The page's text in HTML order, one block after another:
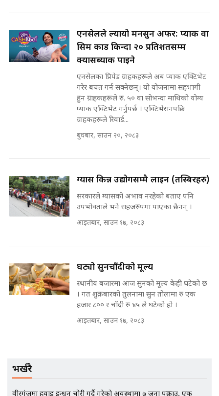
SIDHAKURA ||
कहिले बन्ला चक्रपथ ? विस्तार कार्यमा
Expansion Dilemma |
SIDHAKURA |
पटकपटक भावुक बने गृहमन्त्री सुदन
SIDHAKURA ||
भूमिसुधार मन्त्रीलाई जोगाइदै ! ||
SIDHAKURA ||
७८ लाख घुस खाने मन्त्री ! जोगाउने
प्रधानमन्त्री ? || SIDHAKURA ||
SIDHAKURA INVESTIGATION
||
मन्त्री राजकुमारलाई घुस दिने विचौलीया
||
मन्त्रीले घुस डिल गरेको अडियो ! दुई झोला
नोट मन्त्रीलाई घुस | SIDHAKURA |
SIDHAKURA INVESTIGATION |
EXCLUSIVE - भिजिट भिसामा सेटिङको
एनसेलले ल्यायो मनसुन अफर: प्याक वा
सिम कार्ड किन्दा २० प्रतिशतसम्म
क्यासब्याक पाइने
एनसेलका प्रिपेड ग्राहकहरूले अब प्याक एक्टिभेट
गरेर बचत गर्न सक्नेछन्। यो योजनामा सहभागी
हुन ग्राहकहरूले रु. ५० वा सोभन्दा माथिको योग्य
प्याक एक्टिभेट गर्नुपर्छ । एक्टिभेसनपछि
ग्राहकहरूले रिवार्ड...
बुधबार, साउन २०, २०८३
ग्यास किन्न उद्योगसम्मै लाइन (तस्बिरहरु)
सरकारले ग्यासको अभाव नरहेको बताए पनि
उपभोक्ताले भने सहजरुपमा पाएका छैनन् ।
आइतबार, साउन १७, २०८३
घट्यो सुनचाँदीको मूल्य
स्थानीय बजारमा आज सुनको मूल्य केही घटेको छ
। गत शुक्रबारको तुलनामा सुन तोलामा रु एक
हजार ८०० र चाँदी रु ४५ ले घटेको हो ।
आइतबार, साउन १७, २०८३
भर्खरै